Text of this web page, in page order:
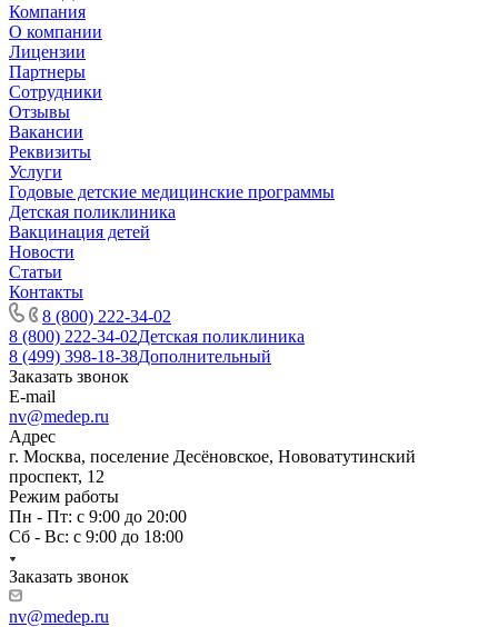
Компания
О компании
Лицензии
Партнеры
Сотрудники
Отзывы
Вакансии
Реквизиты
Услуги
Годовые детские медицинские программы
Детская поликлиника
Вакцинация детей
Новости
Статьи
Контакты
8 (800) 222-34-02
8 (800) 222-34-02Детская поликлиника
8 (499) 398-18-38Дополнительный
Заказать звонок
E-mail
nv@medep.ru
Адрес
г. Москва, поселение Десёновское, Нововатутинский
проспект, 12
Режим работы
Пн - Пт: с 9:00 до 20:00
Сб - Вс: с 9:00 до 18:00
Заказать звонок
nv@medep.ru